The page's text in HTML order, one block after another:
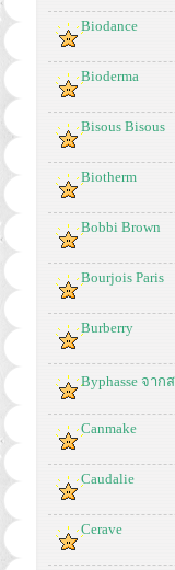
Biodance
Bioderma
Bisous Bisous
Biotherm
Bobbi Brown
Bourjois Paris
Burberry
Byphasse จาก
Canmake
Caudalie
Cerave